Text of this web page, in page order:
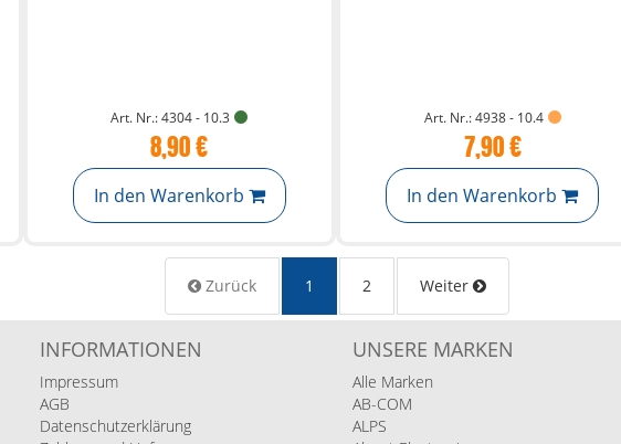
Art. Nr.: 4304 - 10.3
8,90 €
In den Warenkorb
Art. Nr.: 4938 - 10.4
7,90 €
In den Warenkorb
Zurück 1 2 Weiter
INFORMATIONEN
Impressum
AGB
Datenschutzerklärung
UNSERE MARKEN
Alle Marken
AB-COM
ALPS